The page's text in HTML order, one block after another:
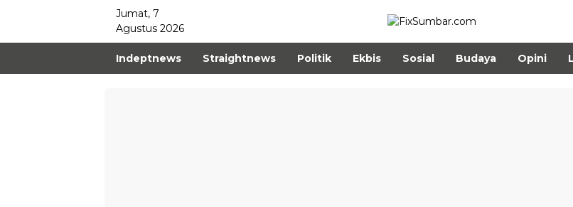
Jumat, 7
Agustus 2026
Indeptnews Straightnews Politik Ekbis Sosial Budaya Opini